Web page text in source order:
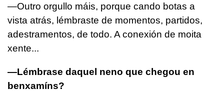
—Outro orgullo máis, porque cando botas a
vista atrás, lémbraste de momentos, partidos,
adestramentos, de todo. A conexión de moita
xente...
—Lémbrase daquel neno que chegou en
benxamíns?